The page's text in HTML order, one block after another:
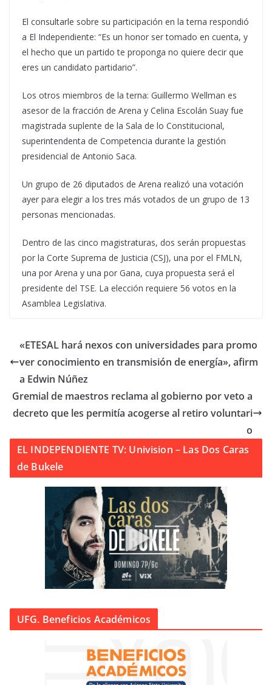
El consultarle sobre su participación en la terna respondió
a El Independiente: “Es un honor ser tomado en cuenta, y
el hecho que un partido te proponga no quiere decir que
eres un candidato partidario”.
Los otros miembros de la terna: Guillermo Wellman es
asesor de la fracción de Arena y Celina Escolán Suay fue
magistrada suplente de la Sala de lo Constitucional,
superintendenta de Competencia durante la gestión
presidencial de Antonio Saca.
Un grupo de 26 diputados de Arena realizó una votación
ayer para elegir a los tres más votados de un grupo de 13
personas mencionadas.
Dentro de las cinco magistraturas, dos serán propuestas
por la Corte Suprema de Justicia (CSJ), una por el FMLN,
una por Arena y una por Gana, cuya propuesta será el
presidente del TSE. La elección requiere 56 votos en la
Asamblea Legislativa.
«ETESAL hará nexos con universidades para promo
ver conocimiento en transmisión de energía», afirm
a Edwin Núñez
Gremial de maestros reclama al gobierno por veto a
decreto que les permitía acogerse al retiro voluntari
o
EL INDEPENDIENTE TV: Univision – Las Dos Caras
de Bukele
UFG. Beneficios Académicos